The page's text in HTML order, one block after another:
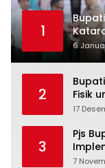
1
bagi
6
2
Fisik
17
3
Pjs
Emas
7